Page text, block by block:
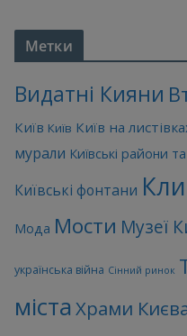
Метки
Видатні Кияни
Київ Київ Київ на
мурали Київські райони
Київські фонтани
Мода Мости Музеї
українська війна Сінний ринок
міста Храми